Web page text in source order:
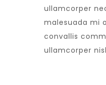
ullamcorper
malesuada mi
convallis
ullamcorper